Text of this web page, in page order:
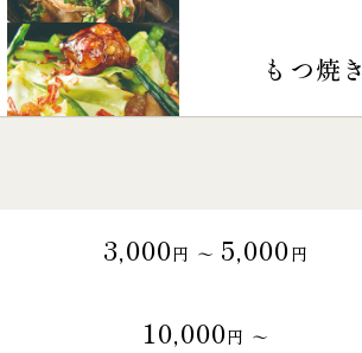
もつ焼き
3,000円 〜 5,000円
10,000円 〜